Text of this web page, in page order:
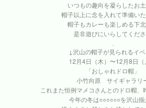
いつもの趣向を凝らしたお
帽子以上に念を入れて準備い
帽子もカレーも楽しめる下
是非遊びにいらしてくだ
.
↓沢山の帽子が見られるイベ
12月4日（木）〜12月8日（
「おしゃれドロ帽」
小竹向原 サイギャラリ
これまた恒例マメコさんとのドロ帽、
今年の冬は○○○○○○を沢山揃